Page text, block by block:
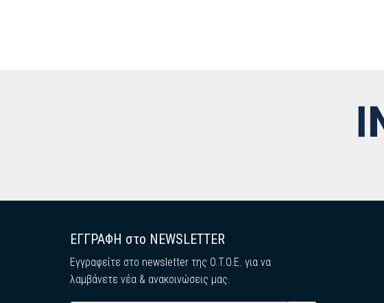
ΕΓΓΡΑΦΗ στο NEWSLETTER
Εγγραφείτε στο newsletter της O.T.O.E. για να
λαμβάνετε νέα & ανακοινώσεις μας.